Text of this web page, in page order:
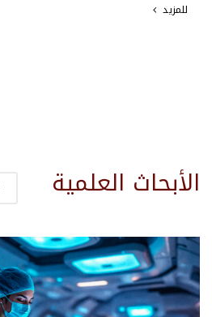
المجتمع الفلسطيني
للمزيد
الأبحاث العلمية